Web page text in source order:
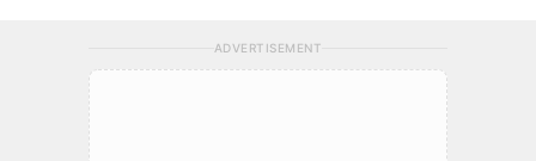
「正面管教」家長講師。平日愛把育兒和教學心得隨筆記錄，偶然
主持教養和班級經營講座和工作坊，也熱愛於報刊撰寫以教養為題
的文章。小學教育榮譽學士，英語語言文學碩士，中英雙語翻譯文
憑，戲劇研習文憑，小學教師訓育及輔導證書。FB：香橙課室 htt
ps://www.facebook.com/orangeteacher
ADVERTISEMENT